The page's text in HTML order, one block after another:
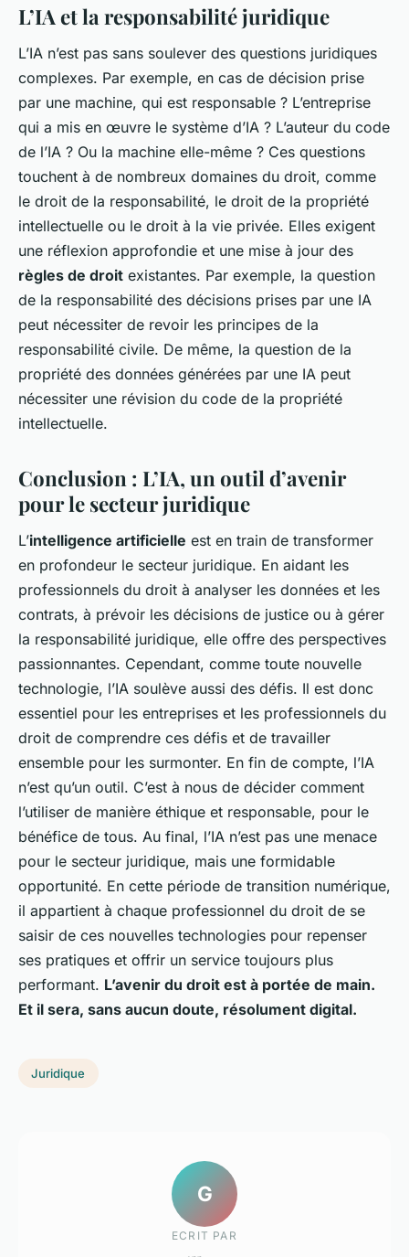
L’IA et la responsabilité juridique
L’IA n’est pas sans soulever des questions juridiques
complexes. Par exemple, en cas de décision prise
par une machine, qui est responsable ? L’entreprise
qui a mis en œuvre le système d’IA ? L’auteur du code
de l’IA ? Ou la machine elle-même ? Ces questions
touchent à de nombreux domaines du droit, comme
le droit de la responsabilité, le droit de la propriété
intellectuelle ou le droit à la vie privée. Elles exigent
une réflexion approfondie et une mise à jour des
règles de droit existantes. Par exemple, la question
de la responsabilité des décisions prises par une IA
peut nécessiter de revoir les principes de la
responsabilité civile. De même, la question de la
propriété des données générées par une IA peut
nécessiter une révision du code de la propriété
intellectuelle.
Conclusion : L’IA, un outil d’avenir
pour le secteur juridique
L’intelligence artificielle est en train de transformer
en profondeur le secteur juridique. En aidant les
professionnels du droit à analyser les données et les
contrats, à prévoir les décisions de justice ou à gérer
la responsabilité juridique, elle offre des perspectives
passionnantes. Cependant, comme toute nouvelle
technologie, l’IA soulève aussi des défis. Il est donc
essentiel pour les entreprises et les professionnels du
droit de comprendre ces défis et de travailler
ensemble pour les surmonter. En fin de compte, l’IA
n’est qu’un outil. C’est à nous de décider comment
l’utiliser de manière éthique et responsable, pour le
bénéfice de tous. Au final, l’IA n’est pas une menace
pour le secteur juridique, mais une formidable
opportunité. En cette période de transition numérique,
il appartient à chaque professionnel du droit de se
saisir de ces nouvelles technologies pour repenser
ses pratiques et offrir un service toujours plus
performant. L’avenir du droit est à portée de main.
Et il sera, sans aucun doute, résolument digital.
Juridique
G
ECRIT PAR